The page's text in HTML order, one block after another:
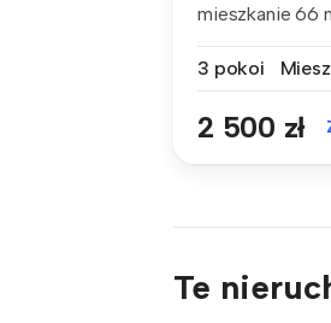
mieszkanie 66
3 pokoi
2 500 zł
Te